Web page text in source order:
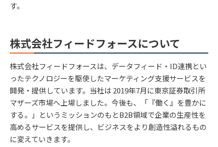
す。
株式会社フィードフォースについて
株式会社フィードフォースは、データフィード・ID連携とい
ったテクノロジーを駆使したマーケティング支援サービスを
開発・提供しています。当社は 2019年7月に東京証券取引所
マザーズ市場へ上場しました。今後も、「『働く』を豊かに
する。」というミッションのもとB2B領域で企業の生産性を
高めるサービスを提供し、ビジネスをより創造性溢れるもの
に変えていきます。